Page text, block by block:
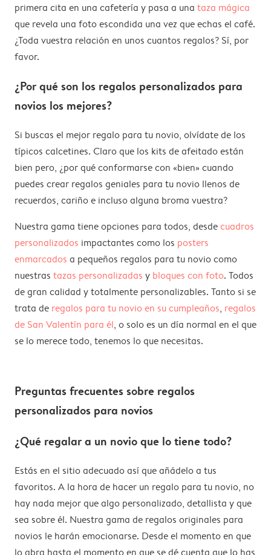
primera cita en una cafetería y pasa a una taza mágica
que revela una foto escondida una vez que echas el café.
¿Toda vuestra relación en unos cuantos regalos? Sí, por
favor.
¿Por qué son los regalos personalizados para
novios los mejores?
Si buscas el mejor regalo para tu novio, olvídate de los
típicos calcetines. Claro que los kits de afeitado están
bien pero, ¿por qué conformarse con «bien» cuando
puedes crear regalos geniales para tu novio llenos de
recuerdos, cariño e incluso alguna broma vuestra?
Nuestra gama tiene opciones para todos, desdecuadros
personalizados impactantes como los posters
enmarcados a pequeños regalos para tu novio como
nuestras tazas personalizadas y bloques con foto. Todos
de gran calidad y totalmente personalizables. Tanto si se
trata de regalos para tu novio en su cumpleaños, regalos
de San Valentín para él, o solo es un día normal en el que
se lo merece todo, tenemos lo que necesitas.
Preguntas frecuentes sobre regalos
personalizados para novios
¿Qué regalar a un novio que lo tiene todo?
Estás en el sitio adecuado así que añádelo a tus
favoritos. A la hora de hacer un regalo para tu novio, no
hay nada mejor que algo personalizado, detallista y que
sea sobre él. Nuestra gama de regalos originales para
novios le harán emocionarse. Desde el momento en que